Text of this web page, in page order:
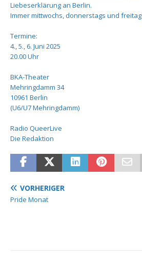
Liebeserklärung an Berlin.
Immer mittwochs, donnerstags und
Termine:
4., 5., 6. Juni 2025
20.00 Uhr
BKA-Theater
Mehringdamm 34
10961 Berlin
(U6/U7 Mehringdamm)
Radio QueerLive
Die Redaktion
VORHERIGER
Pride Monat